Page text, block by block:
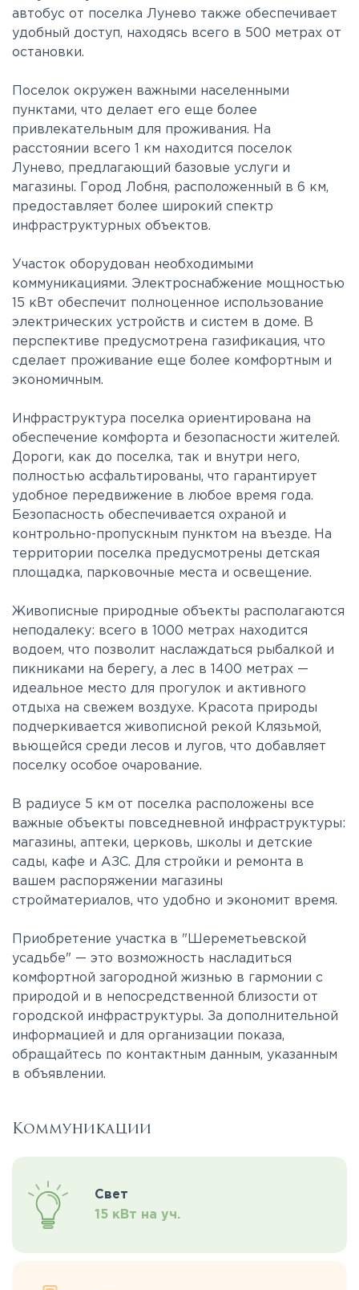
автобус от поселка Лунево также обеспечивает
удобный доступ, находясь всего в 500 метрах от
остановки.
Поселок окружен важными населенными
пунктами, что делает его еще более
привлекательным для проживания. На
расстоянии всего 1 км находится поселок
Лунево, предлагающий базовые услуги и
магазины. Город Лобня, расположенный в 6 км,
предоставляет более широкий спектр
инфраструктурных объектов.
Участок оборудован необходимыми
коммуникациями. Электроснабжение мощностью
15 кВт обеспечит полноценное использование
электрических устройств и систем в доме. В
перспективе предусмотрена газификация, что
сделает проживание еще более комфортным и
экономичным.
Инфраструктура поселка ориентирована на
обеспечение комфорта и безопасности жителей.
Дороги, как до поселка, так и внутри него,
полностью асфальтированы, что гарантирует
удобное передвижение в любое время года.
Безопасность обеспечивается охраной и
контрольно-пропускным пунктом на въезде. На
территории поселка предусмотрены детская
площадка, парковочные места и освещение.
Живописные природные объекты располагаются
неподалеку: всего в 1000 метрах находится
водоем, что позволит наслаждаться рыбалкой и
пикниками на берегу, а лес в 1400 метрах —
идеальное место для прогулок и активного
отдыха на свежем воздухе. Красота природы
подчеркивается живописной рекой Клязьмой,
вьющейся среди лесов и лугов, что добавляет
поселку особое очарование.
В радиусе 5 км от поселка расположены все
важные объекты повседневной инфраструктуры:
магазины, аптеки, церковь, школы и детские
сады, кафе и АЗС. Для стройки и ремонта в
вашем распоряжении магазины
стройматериалов, что удобно и экономит время.
Приобретение участка в "Шереметьевской
усадьбе" — это возможность насладиться
комфортной загородной жизнью в гармонии с
природой и в непосредственной близости от
городской инфраструктуры. За дополнительной
информацией и для организации показа,
обращайтесь по контактным данным, указанным
в объявлении.
Коммуникации
Свет
15 кВт на уч.